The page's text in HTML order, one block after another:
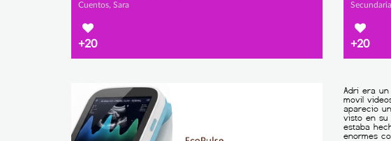
Cuentos, Sara
+20 +20